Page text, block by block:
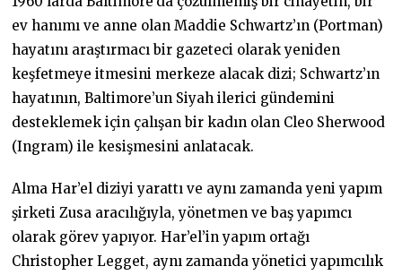
ev hanımı ve anne olan Maddie Schwartz’ın (Portman)
hayatını araştırmacı bir gazeteci olarak yeniden
keşfetmeye itmesini merkeze alacak dizi; Schwartz’ın
hayatının, Baltimore’un Siyah ilerici gündemini
desteklemek için çalışan bir kadın olan Cleo Sherwood
(Ingram) ile kesişmesini anlatacak.
Alma Har’el diziyi yarattı ve aynı zamanda yeni yapım
şirketi Zusa aracılığıyla, yönetmen ve baş yapımcı
olarak görev yapıyor. Har’el’in yapım ortağı
Christopher Legget, aynı zamanda yönetici yapımcılık